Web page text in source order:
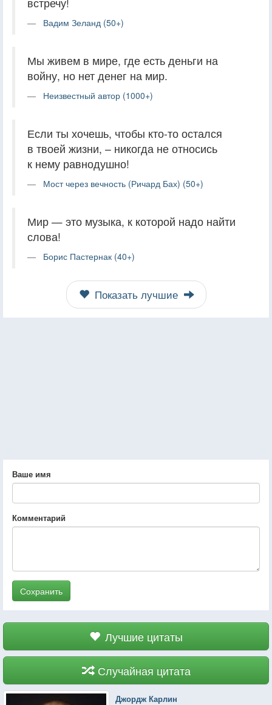
Вадим Зеланд (50+)
Мы живем в мире, где есть деньги на
войну, но нет денег на мир.
Неизвестный автор (1000+)
Если ты хочешь, чтобы кто-то остался
в твоей жизни, – никогда не относись
к нему равнодушно!
Мост через вечность (Ричард Бах) (50+)
Мир — это музыка, к которой надо найти
слова!
Борис Пастернак (40+)
Показать лучшие
Ваше имя
Комментарий
Сохранить
Лучшие цитаты
Случайная цитата
Джордж Карлин